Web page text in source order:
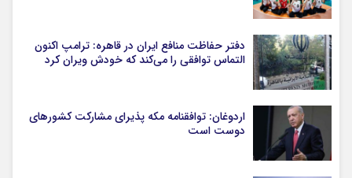
دفتر حفاظت منافع ایران در قاهره: ترامپ اکنون
التماس توافقی را می‌کند که خودش ویران کرد
اردوغان: توافقنامه مکه پذیرای مشارکت کشورهای
دوست است